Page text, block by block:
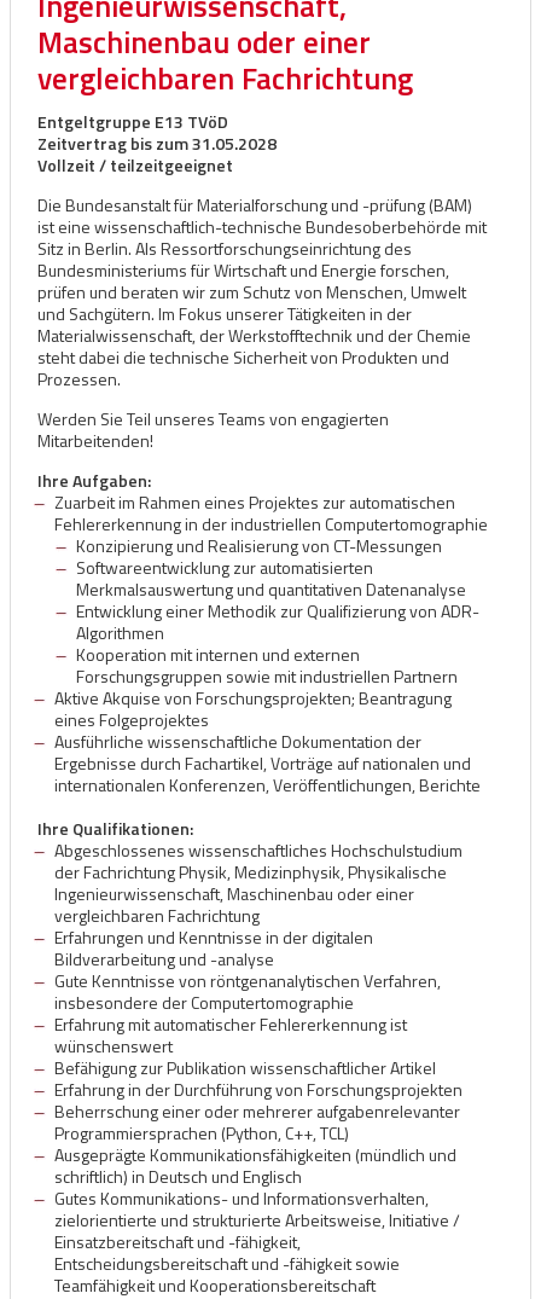
Maschinenbau oder einer
vergleichbaren Fachrichtung
Entgeltgruppe E13 TVöD
Zeitvertrag bis zum 31.05.2028
Vollzeit / teilzeitgeeignet
Die Bundesanstalt für Materialforschung und -prüfung (BAM)
ist eine wissenschaftlich-technische Bundesoberbehörde mit
Sitz in Berlin. Als Ressortforschungseinrichtung des
Bundesministeriums für Wirtschaft und Energie forschen,
prüfen und beraten wir zum Schutz von Menschen, Umwelt
und Sachgütern. Im Fokus unserer Tätigkeiten in der
Materialwissenschaft, der Werkstofftechnik und der Chemie
steht dabei die technische Sicherheit von Produkten und
Prozessen.
Werden Sie Teil unseres Teams von engagierten
Mitarbeitenden!
Ihre Aufgaben:
Zuarbeit im Rahmen eines Projektes zur automatischen
Fehlererkennung in der industriellen Computertomographie
Konzipierung und Realisierung von CT-Messungen
Softwareentwicklung zur automatisierten
Merkmalsauswertung und quantitativen Datenanalyse
Entwicklung einer Methodik zur Qualifizierung von ADR-
Algorithmen
Kooperation mit internen und externen
Forschungsgruppen sowie mit industriellen Partnern
Aktive Akquise von Forschungsprojekten; Beantragung
eines Folgeprojektes
Ausführliche wissenschaftliche Dokumentation der
Ergebnisse durch Fachartikel, Vorträge auf nationalen und
internationalen Konferenzen, Veröffentlichungen, Berichte
Ihre Qualifikationen:
Abgeschlossenes wissenschaftliches Hochschulstudium
der Fachrichtung Physik, Medizinphysik, Physikalische
Ingenieurwissenschaft, Maschinenbau oder einer
vergleichbaren Fachrichtung
Erfahrungen und Kenntnisse in der digitalen
Bildverarbeitung und -analyse
Gute Kenntnisse von röntgenanalytischen Verfahren,
insbesondere der Computertomographie
Erfahrung mit automatischer Fehlererkennung ist
wünschenswert
Befähigung zur Publikation wissenschaftlicher Artikel
Erfahrung in der Durchführung von Forschungsprojekten
Beherrschung einer oder mehrerer aufgabenrelevanter
Programmiersprachen (Python, C++, TCL)
Ausgeprägte Kommunikationsfähigkeiten (mündlich und
schriftlich) in Deutsch und Englisch
Gutes Kommunikations- und Informationsverhalten,
zielorientierte und strukturierte Arbeitsweise, Initiative /
Einsatzbereitschaft und -fähigkeit,
Entscheidungsbereitschaft und -fähigkeit sowie
Teamfähigkeit und Kooperationsbereitschaft